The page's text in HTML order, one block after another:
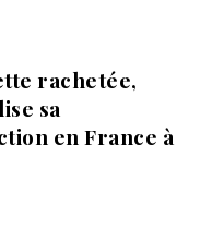
rachetée,
sa
en France à